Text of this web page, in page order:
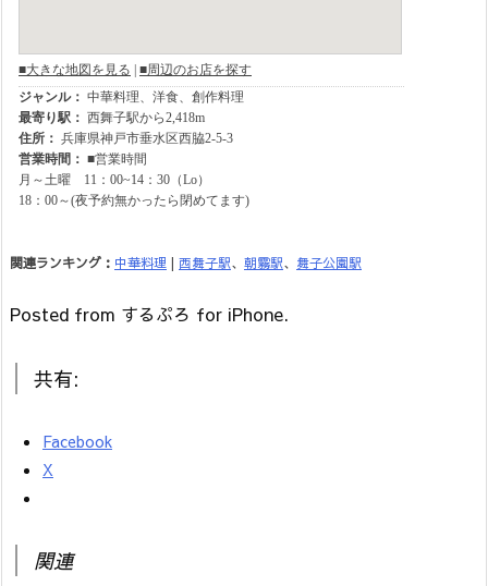
関連ランキング： 中華料理 | 西舞子駅、 朝霧駅、 舞子公園駅
Posted from するぷろ for iPhone.
共有:
Facebook
X
関連